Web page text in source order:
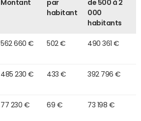
Montant
par
habitant
de 500 à 2
000
habitants
562 660 € 502 € 490 361 €
485 230 € 433 € 392 796 €
77 230 € 69 € 73 198 €